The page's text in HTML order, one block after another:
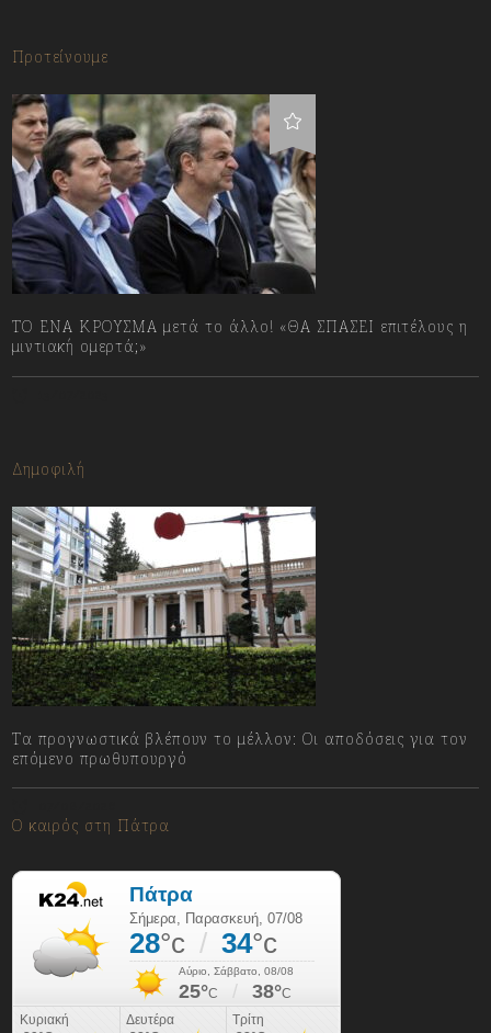
Προτείνουμε
ΤΟ ΕΝΑ ΚΡΟΥΣΜΑ μετά το άλλο! «ΘΑ ΣΠΑΣΕΙ επιτέλους η
μιντιακή ομερτά;»
Δημοφιλή
Τα προγνωστικά βλέπουν το μέλλον: Οι αποδόσεις για τον
επόμενο πρωθυπουργό
Ο καιρός στη Πάτρα